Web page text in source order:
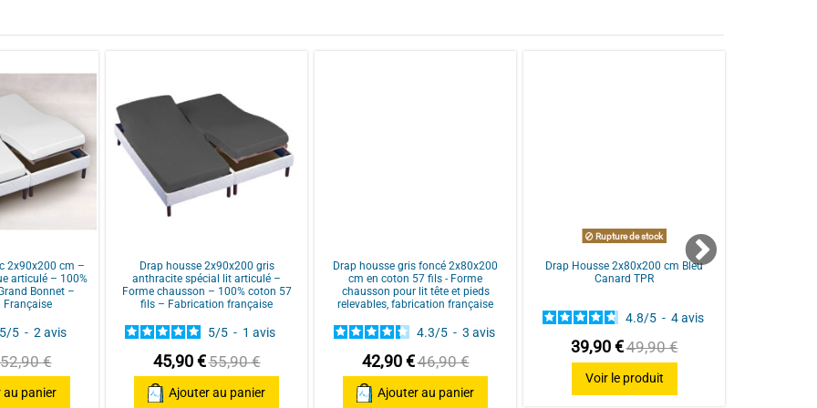
MARTINE V.
matelas de par les dimensions
Pierre M.
A.A.
2x90x200 cm –
articulé – 100%
Bonnet –
Française
5/5 - 2 avis
52,90 €
au panier
Drap housse 2x90x200 gris
anthracite spécial lit articulé –
Forme chausson – 100% coton 57
fils – Fabrication française
5/5 - 1 avis
45,90 €55,90 €
Ajouter au panier
Drap housse gris foncé 2x80x200
cm en coton 57 fils - Forme
chausson pour lit tête et pieds
relevables, fabrication française
4.3/5 - 3 avis
42,90 €46,90 €
Ajouter au panier
Rupture de stock
Drap Housse 2x80x200 cm Bleu
Canard TPR
4.8/5 - 4avis
39,90 €49,90 €
Voir le produit